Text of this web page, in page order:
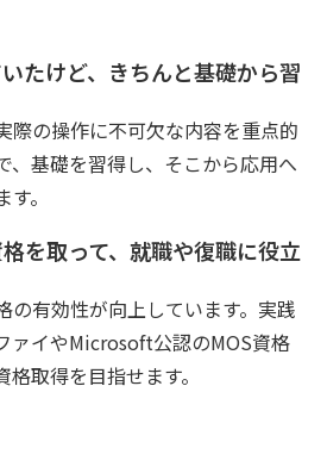
たけど、きちんと基礎から習
際の操作に不可欠な内容を重点的
、基礎を習得し、そこから応用へ
。
を取って、就職や復職に役立
の有効性が向上しています。実践
ァイやMicrosoft公認のMOS資格
取得を目指せます。